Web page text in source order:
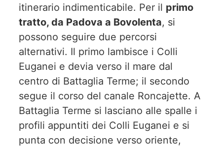
itinerario indimenticabile. Per il primo
tratto, da Padova a Bovolenta, si
possono seguire due percorsi
alternativi. Il primo lambisce i Colli
Euganei e devia verso il mare dal
centro di Battaglia Terme; il secondo
segue il corso del canale Roncajette. A
Battaglia Terme si lasciano alle spalle i
profili appuntiti dei Colli Euganei e si
punta con decisione verso oriente,